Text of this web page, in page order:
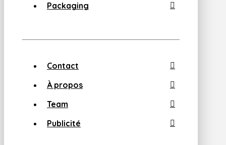
Packaging
Contact
À propos
Team
Publicité